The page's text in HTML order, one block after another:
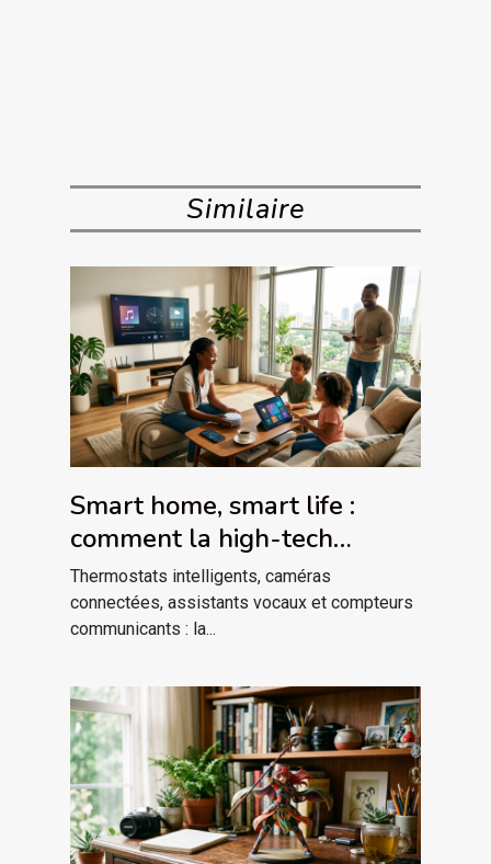
Similaire
Smart home, smart life :
comment la high-tech
redessine nos habitudes
domestiques
Thermostats intelligents, caméras
connectées, assistants vocaux et compteurs
communicants : la...